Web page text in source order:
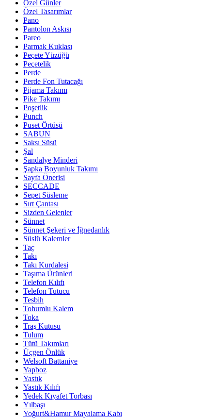
Özel Günler
Özel Tasarımlar
Pano
Pantolon Askısı
Pareo
Parmak Kuklası
Peçete Yüzüğü
Peçetelik
Perde
Perde Fon Tutacağı
Pijama Takımı
Pike Takımı
Poşetlik
Punch
Puset Örtüsü
SABUN
Saksı Süsü
Şal
Sandalye Minderi
Şapka Boyunluk Takımı
Sayfa Önerisi
SECCADE
Sepet Süsleme
Sırt Çantası
Sizden Gelenler
Sünnet
Sünnet Şekeri ve İğnedanlık
Süslü Kalemler
Taç
Takı
Takı Kurdalesi
Taşıma Ürünleri
Telefon Kılıfı
Telefon Tutucu
Tesbih
Tohumlu Kalem
Toka
Traş Kutusu
Tulum
Tütü Takımları
Üçgen Önlük
Welsoft Battaniye
Yapboz
Yastık
Yastık Kılıfı
Yedek Kıyafet Torbası
Yılbaşı
Yoğurt&Hamur Mayalama Kabı